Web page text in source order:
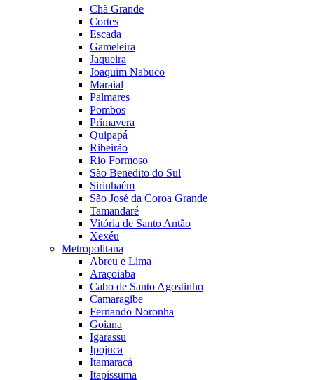
Chã Grande
Cortes
Escada
Gameleira
Jaqueira
Joaquim Nabuco
Maraial
Palmares
Pombos
Primavera
Quipapá
Ribeirão
Rio Formoso
São Benedito do Sul
Sirinhaém
São José da Coroa Grande
Tamandaré
Vitória de Santo Antão
Xexéu
Metropolitana
Abreu e Lima
Araçoiaba
Cabo de Santo Agostinho
Camaragibe
Fernando Noronha
Goiana
Igarassu
Ipojuca
Itamaracá
Itapissuma